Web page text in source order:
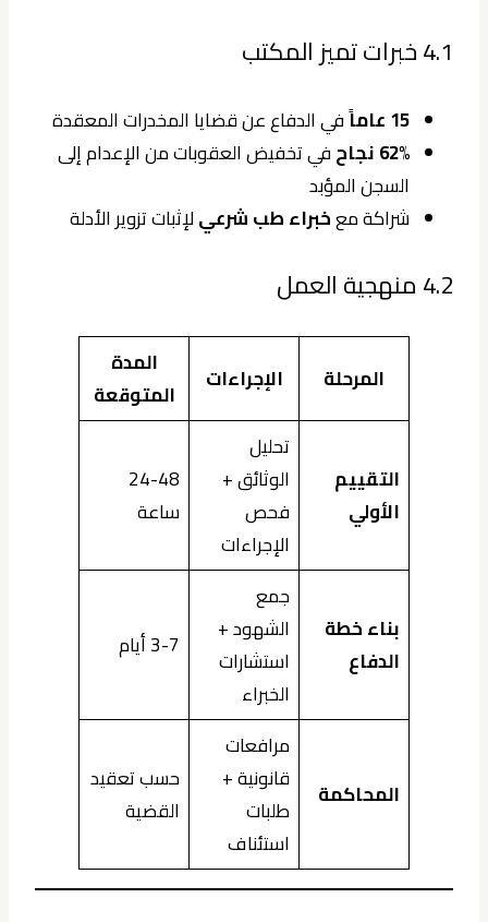
4.1 خبرات تميز المكتب
15 عاماً
في الدفاع عن قضايا المخدرات المعقدة
62% نجاح
في تخفيض العقوبات من الإعدام إلى
السجن المؤبد
شراكة معخبراء طب شرعيلإثبات تزوير الأدلة
4.2 منهجية العمل
المرحلة الإجراءات
المدة
المتوقعة
التقييم
الأولي
تحليل
الوثائق +
فحص
الإجراءات
24-48
ساعة
بناء خطة
الدفاع
جمع
الشهود +
استشارات
الخبراء
3-7 أيام
المحاكمة
مرافعات
قانونية +
طلبات
استئناف
حسب تعقيد
القضية